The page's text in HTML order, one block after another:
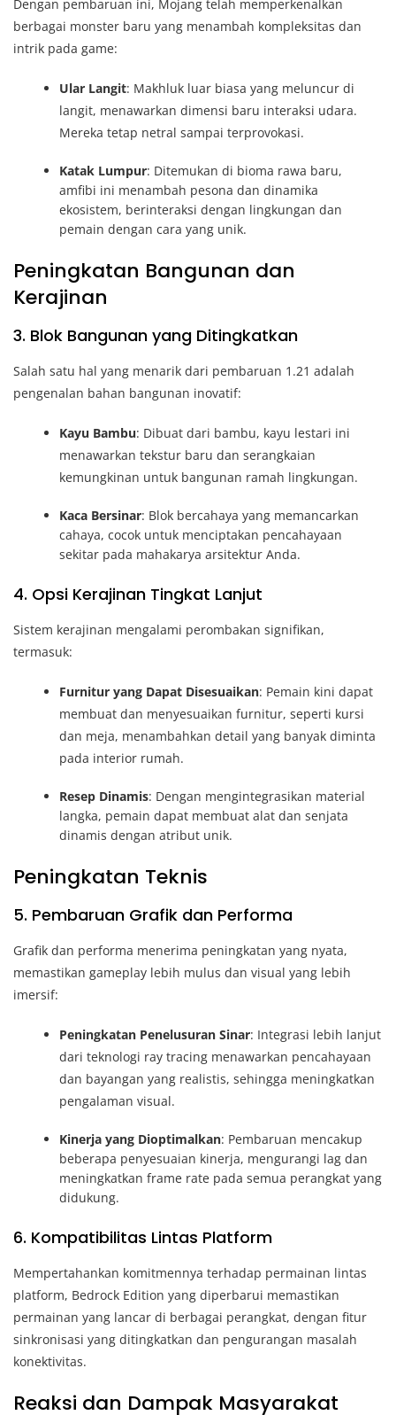
Dengan pembaruan ini, Mojang telah memperkenalkan
berbagai monster baru yang menambah kompleksitas dan
intrik pada game:
Ular Langit: Makhluk luar biasa yang meluncur di
langit, menawarkan dimensi baru interaksi udara.
Mereka tetap netral sampai terprovokasi.
Katak Lumpur: Ditemukan di bioma rawa baru,
amfibi ini menambah pesona dan dinamika
ekosistem, berinteraksi dengan lingkungan dan
pemain dengan cara yang unik.
Peningkatan Bangunan dan
Kerajinan
3. Blok Bangunan yang Ditingkatkan
Salah satu hal yang menarik dari pembaruan 1.21 adalah
pengenalan bahan bangunan inovatif:
Kayu Bambu: Dibuat dari bambu, kayu lestari ini
menawarkan tekstur baru dan serangkaian
kemungkinan untuk bangunan ramah lingkungan.
Kaca Bersinar: Blok bercahaya yang memancarkan
cahaya, cocok untuk menciptakan pencahayaan
sekitar pada mahakarya arsitektur Anda.
4. Opsi Kerajinan Tingkat Lanjut
Sistem kerajinan mengalami perombakan signifikan,
termasuk:
Furnitur yang Dapat Disesuaikan: Pemain kini dapat
membuat dan menyesuaikan furnitur, seperti kursi
dan meja, menambahkan detail yang banyak diminta
pada interior rumah.
Resep Dinamis: Dengan mengintegrasikan material
langka, pemain dapat membuat alat dan senjata
dinamis dengan atribut unik.
Peningkatan Teknis
5. Pembaruan Grafik dan Performa
Grafik dan performa menerima peningkatan yang nyata,
memastikan gameplay lebih mulus dan visual yang lebih
imersif:
Peningkatan Penelusuran Sinar: Integrasi lebih lanjut
dari teknologi ray tracing menawarkan pencahayaan
dan bayangan yang realistis, sehingga meningkatkan
pengalaman visual.
Kinerja yang Dioptimalkan: Pembaruan mencakup
beberapa penyesuaian kinerja, mengurangi lag dan
meningkatkan frame rate pada semua perangkat yang
didukung.
6. Kompatibilitas Lintas Platform
Mempertahankan komitmennya terhadap permainan lintas
platform, Bedrock Edition yang diperbarui memastikan
permainan yang lancar di berbagai perangkat, dengan fitur
sinkronisasi yang ditingkatkan dan pengurangan masalah
konektivitas.
Reaksi dan Dampak Masyarakat